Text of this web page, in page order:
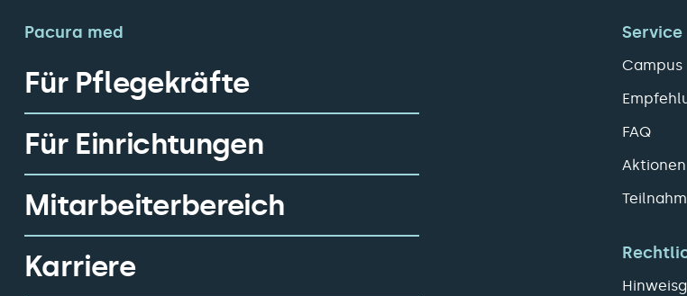
Pacura med
Für Pflegekräfte
Für Einrichtungen
Mitarbeiterbereich
Karriere
Service
Campus
FAQ
Aktionen